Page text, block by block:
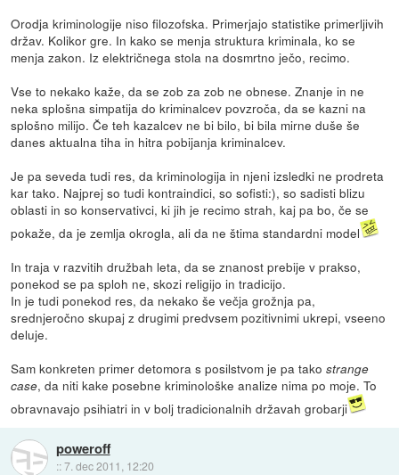
Orodja kriminologije niso filozofska. Primerjajo statistike primerljivih
držav. Kolikor gre. In kako se menja struktura kriminala, ko se
menja zakon. Iz električnega stola na dosmrtno ječo, recimo.
Vse to nekako kaže, da se zob za zob ne obnese. Znanje in ne
neka splošna simpatija do kriminalcev povzroča, da se kazni na
splošno milijo. Če teh kazalcev ne bi bilo, bi bila mirne duše še
danes aktualna tiha in hitra pobijanja kriminalcev.
Je pa seveda tudi res, da kriminologija in njeni izsledki ne prodreta
kar tako. Najprej so tudi kontraindici, so sofisti:), so sadisti blizu
oblasti in so konservativci, ki jih je recimo strah, kaj pa bo, če se
pokaže, da je zemlja okrogla, ali da ne štima standardni model
In traja v razvitih družbah leta, da se znanost prebije v prakso,
ponekod se pa sploh ne, skozi religijo in tradicijo.
In je tudi ponekod res, da nekako še večja grožnja pa,
srednjeročno skupaj z drugimi predvsem pozitivnimi ukrepi, vseeno
deluje.
Sam konkreten primer detomora s posilstvom je pa takostrange
case, da niti kake posebne kriminološke analize nima po moje. To
obravnavajo psihiatri in v bolj tradicionalnih državah grobarji
poweroff
::7. dec 2011, 12:20